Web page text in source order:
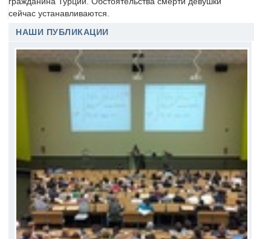
сейчас устанавливаются.
НАШИ ПУБЛИКАЦИИ